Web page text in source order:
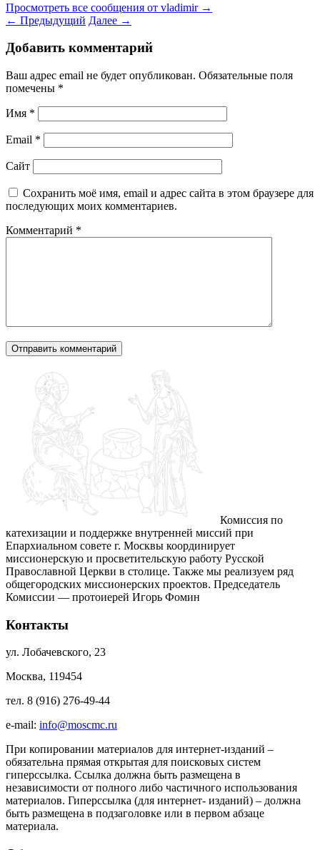
Просмотреть все сообщения от vladimir →
← Предыдущий Далее →
Добавить комментарий
Ваш адрес email не будет опубликован. Обязательные поля
помечены *
Имя *
Email *
Сайт
Сохранить моё имя, email и адрес сайта в этом браузере для
последующих моих комментариев.
Комментарий *
Комиссия по
катехизации и поддержке внутренней миссий при
Епархиальном совете г. Москвы координирует
миссионерскую и просветительскую работу Русской
Православной Церкви в столице. Также мы реализуем ряд
общегородских миссионерских проектов. Председатель
Комиссии — протоиерей Игорь Фомин
Контакты
ул. Лобачевского, 23
Москва, 119454
тел. 8 (916) 276-49-44
e-mail: info@moscmc.ru
При копировании материалов для интернет-изданий –
обязательна прямая открытая для поисковых систем
гиперссылка. Ссылка должна быть размещена в
независимости от полного либо частичного использования
материалов. Гиперссылка (для интернет- изданий) – должна
быть размещена в подзаголовке или в первом абзаце
материала.